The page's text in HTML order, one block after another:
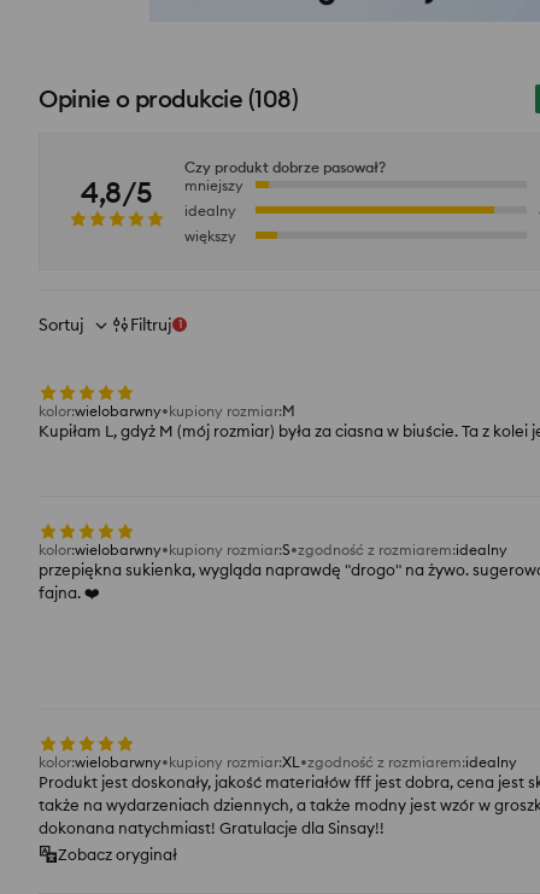
Opinie o produkcie (108)
4,8/5
Czy produkt dobrze pasował?
mniejszy
idealny
większy
Sortuj Filtruj 1
kolor:wielobarwny kupiony rozmiar:M
Kupiłam L, gdyż M (mój rozmiar) była za ciasna w biuście. Ta z
kolor:wielobarwny kupiony rozmiar:S zgodność z rozmiarem:idealny
przepiękna sukienka, wygląda naprawdę "drogo" na żywo.
fajna. ❤️
kolor:wielobarwny kupiony rozmiar:XL zgodność z rozmiarem:idealny
Produkt jest doskonały, jakość materiałów fff jest dobra, cena
także na wydarzeniach dziennych, a także modny jest wzór w
dokonana natychmiast! Gratulacje dla Sinsay!!
Zobacz oryginał